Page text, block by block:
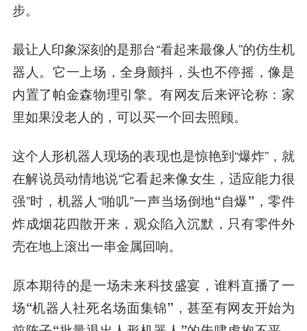
步。
最让人印象深刻的是那台“看起来最像人”的仿生机
器人。它一上场，全身颤抖，头也不停摇，像是
内置了帕金森物理引擎。有网友后来评论称：家
里如果没老人的，可以买一个回去照顾。
这个人形机器人现场的表现也是惊艳到“爆炸”，就
在解说员动情地说“它看起来像女生，适应能力很
强”时，机器人“啪叽”一声当场倒地“自爆”，零件
炸成烟花四散开来 ，观众陷入沉默，只有零件外
壳在地上滚出一串金属回响。
原本期待的是一场未来科技盛宴，谁料直播了一
场“机器人社死名场面集锦”，甚至有网友开始为